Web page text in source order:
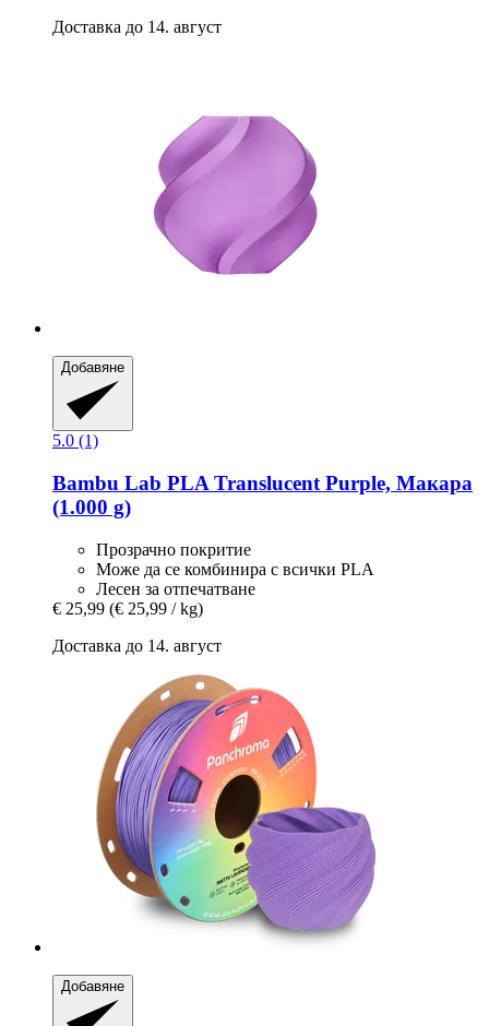
Доставка до 14. август
Добавяне
5.0 (1)
Bambu Lab PLA Translucent Purple, Макара
(1.000 g)
Прозрачно покритие
Може да се комбинира с всички PLA
Лесен за отпечатване
€ 25,99 (€ 25,99 / kg)
Доставка до 14. август
Добавяне